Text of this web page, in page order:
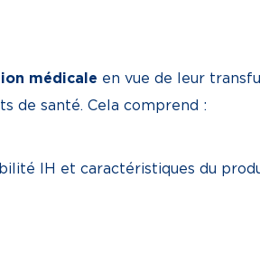
médicale en vue de leur
de santé. Cela comprend :
IH et caractéristiques du